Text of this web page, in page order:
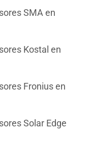
SMA en
Kostal en
Fronius en
Solar Edge